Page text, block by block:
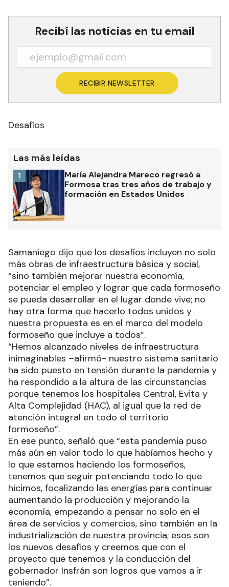
Recibí las noticias en tu email
RECIBIR NEWSLETTER
Desafíos
Las más leídas
María Alejandra Mareco regresó a
Formosa tras tres años de trabajo y
formación en Estados Unidos
1
Samaniego dijo que los desafíos incluyen no solo
más obras de infraestructura básica y social,
“sino también mejorar nuestra economía,
potenciar el empleo y lograr que cada formoseño
se pueda desarrollar en el lugar donde vive; no
hay otra forma que hacerlo todos unidos y
nuestra propuesta es en el marco del modelo
formoseño que incluye a todos”.
“Hemos alcanzado niveles de infraestructura
inimaginables –afirmó- nuestro sistema sanitario
ha sido puesto en tensión durante la pandemia y
ha respondido a la altura de las circunstancias
porque tenemos los hospitales Central, Evita y
Alta Complejidad (HAC), al igual que la red de
atención integral en todo el territorio
formoseño”.
En ese punto, señaló que “esta pandemia puso
más aún en valor todo lo que habíamos hecho y
lo que estamos haciendo los formoseños,
tenemos que seguir potenciando todo lo que
hicimos, focalizando las energías para continuar
aumentando la producción y mejorando la
economía, empezando a pensar no solo en el
área de servicios y comercios, sino también en la
industrialización de nuestra provincia; esos son
los nuevos desafíos y creemos que con el
proyecto que tenemos y la conducción del
gobernador Insfrán son logros que vamos a ir
teniendo”.